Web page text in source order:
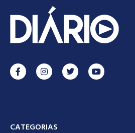
CATEGORIAS